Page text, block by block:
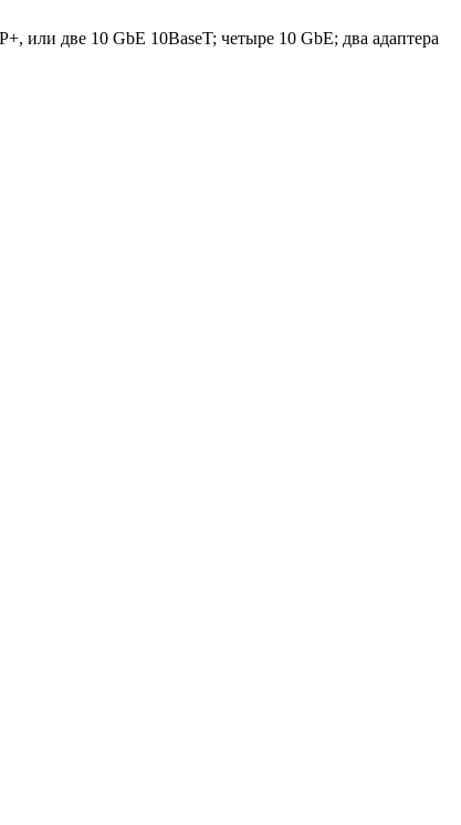
или две 10 GbE 10BaseT; четыре 10 GbE; два адаптера